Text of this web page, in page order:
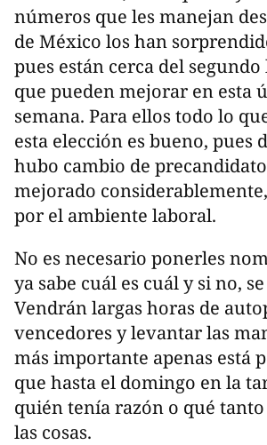
números que les manejan
de México los han
pues están cerca del
que pueden mejorar en esta
semana. Para ellos todo lo
esta elección es bueno, pues
hubo cambio de
mejorado
por el ambiente laboral.
No es necesario ponerles
ya sabe cuál es cuál y si no,
Vendrán largas horas de
vencedores y levantar las
más importante apenas está
que hasta el domingo en la
quién tenía razón o qué
las cosas.